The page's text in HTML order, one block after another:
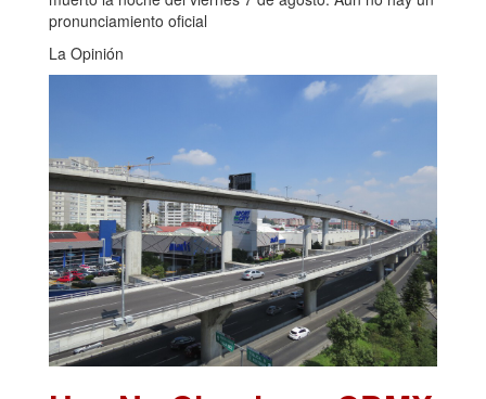
pronunciamiento oficial
La Opinión